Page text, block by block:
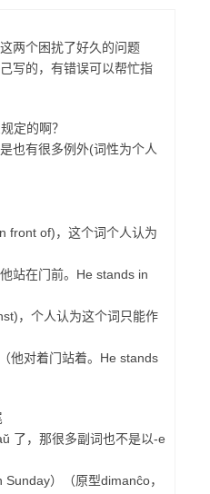
两个困扰了好久的问题
写的，有错误可以帮忙指
定的啊？
也有很多例外(词性为个人
front of)，这个词个人认为
站在门前。He stands in
，个人认为这个词只能作
他对着门站着。He stands
了，那很多副词也不是以-e
）（原型dimanĉo，